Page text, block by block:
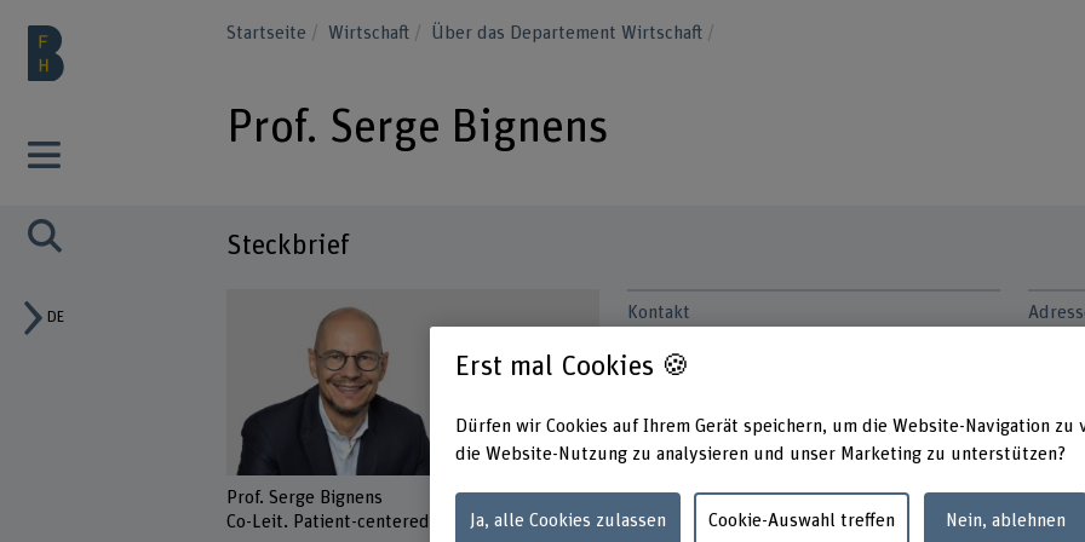
DE
Startseite Wirtschaft Über das Departement Wirtschaft
Prof. Serge Bignens
Steckbrief
Prof. Serge Bignens
Co-Leit. Patient-centered Digital Health
Kontakt
+41 32 321 67 01
www.bfh.ch/de/serge-bignens
2502
Erst mal Cookies 🍪
Dürfen wir Cookies auf Ihrem Gerät speichern, um die Website-Navigation zu
die Website-Nutzung zu analysieren und unser Marketing zu unterstützen?
Ja, alle Cookies zulassen Cookie-Auswahl treffen Nein, ablehnen